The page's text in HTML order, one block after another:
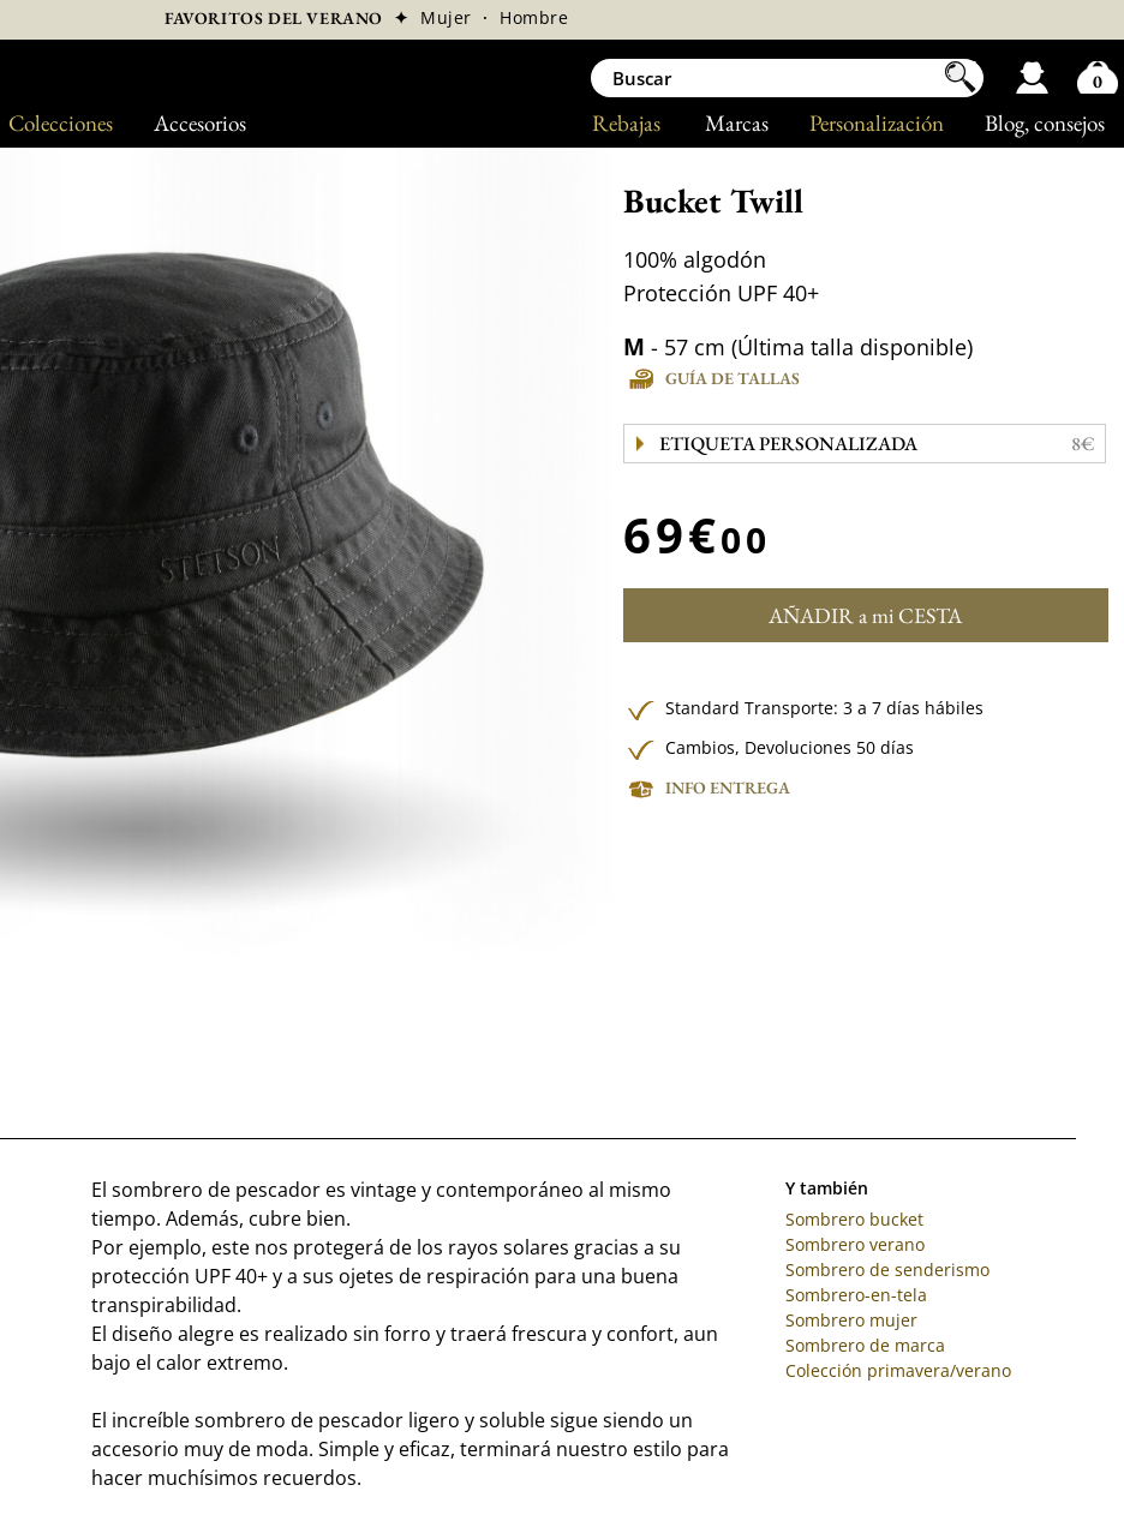
Colecciones Accesorios Blog, consejos
Personalización
Marcas
Rebajas
FAVORITOS DEL VERANO ✦ Mujer · Hombre
Bucket Twill
100% algodón
Protección UPF 40+
M - 57 cm (Última talla disponible)
GUÍA DE TALLAS
ETIQUETA PERSONALIZADA 8€
69€00
AÑADIR a mi CESTA
Standard Transporte: 3 a 7 días hábiles
Cambios, Devoluciones 50 días
INFO ENTREGA
El sombrero de pescador es vintage y contemporáneo al mismo
tiempo. Además, cubre bien.
Por ejemplo, este nos protegerá de los rayos solares gracias a su
protección UPF 40+ y a sus ojetes de respiración para una buena
transpirabilidad.
El diseño alegre es realizado sin forro y traerá frescura y confort, aun
bajo el calor extremo.
El increíble sombrero de pescador ligero y soluble sigue siendo un
accesorio muy de moda. Simple y eficaz, terminará nuestro estilo para
hacer muchísimos recuerdos.
Y también
Sombrero bucket
Sombrero verano
Sombrero de senderismo
Sombrero-en-tela
Sombrero mujer
Sombrero de marca
Colección primavera/verano
0